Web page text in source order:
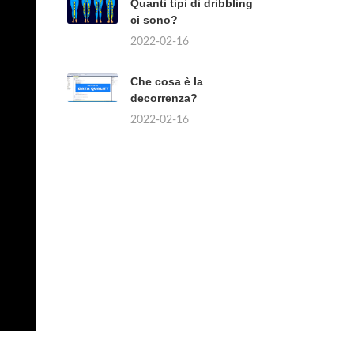
Quanti tipi di dribbling
ci sono?
2022-02-16
Che cosa è la
decorrenza?
2022-02-16